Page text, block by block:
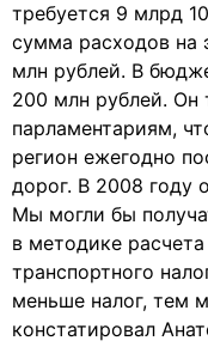
требуется 9 млрд
сумма расходов на
млн рублей. В
200 млн рублей.
парламентариям,
регион ежегодно
дорог. В 2008 году
Мы могли бы
в методике
транспортного
меньше налог, тем
констатировал